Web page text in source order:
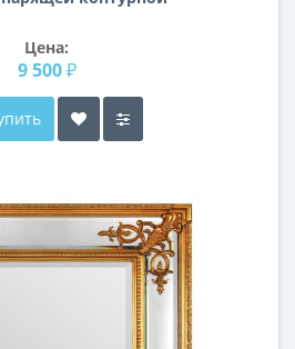
Цена:
9 500 ₽